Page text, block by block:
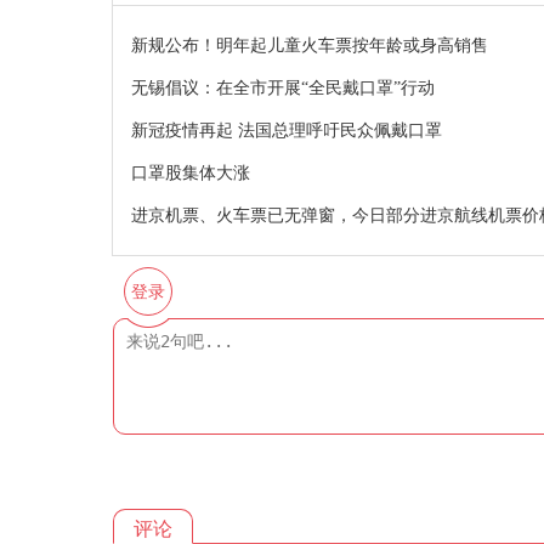
新规公布！明年起儿童火车票按年龄或身高销售
无锡倡议：在全市开展“全民戴口罩”行动
新冠疫情再起 法国总理呼吁民众佩戴口罩
口罩股集体大涨
进京机票、火车票已无弹窗，今日部分进京航线机票价
登录
评论